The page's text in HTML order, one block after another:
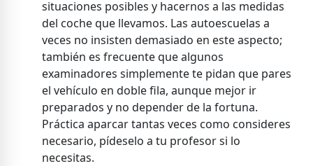
situaciones posibles y hacernos a las medidas
del coche que llevamos. Las autoescuelas a
veces no insisten demasiado en este aspecto;
también es frecuente que algunos
examinadores simplemente te pidan que pares
el vehículo en doble fila, aunque mejor ir
preparados y no depender de la fortuna.
Práctica aparcar tantas veces como consideres
necesario, pídeselo a tu profesor si lo
necesitas.